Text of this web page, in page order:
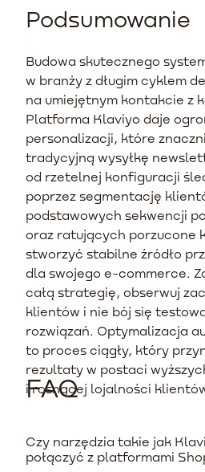
Podsumowanie
Budowa skutecznego
w branży z długim cyklem
na umiejętnym kontakcie z
Platforma Klaviyo daje
personalizacji, które
tradycyjną wysyłkę
od rzetelnej konfiguracji
poprzez segmentację
podstawowych sekwencji
oraz ratujących porzucone
stworzyć stabilne źródło
dla swojego e-commerce.
całą strategię, obserwuj
klientów i nie bój się
rozwiązań. Optymalizacja
to proces ciągły, który
rezultaty w postaci
i rosnącej lojalności
FAQ
Czy narzędzia takie jak
połączyć z platformami